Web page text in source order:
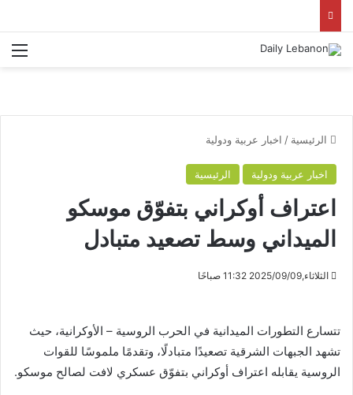
الرئيسية / اخبار عربية ودولية
اخبار عربية ودولية الرئيسية
اعتراف أوكراني بتفوّق موسكو
الميداني وسط تصعيد متبادل
الثلاثاء,2025/09/09 11:32 صباحًا
تتسارع التطورات الميدانية في الحرب الروسية – الأوكرانية، حيث
تشهد الجبهات الشرقية تصعيدًا متبادلًا، وتقدمًا ملموسًا للقوات
الروسية يقابله اعتراف أوكراني بتفوّق عسكري لافت لصالح موسكو.